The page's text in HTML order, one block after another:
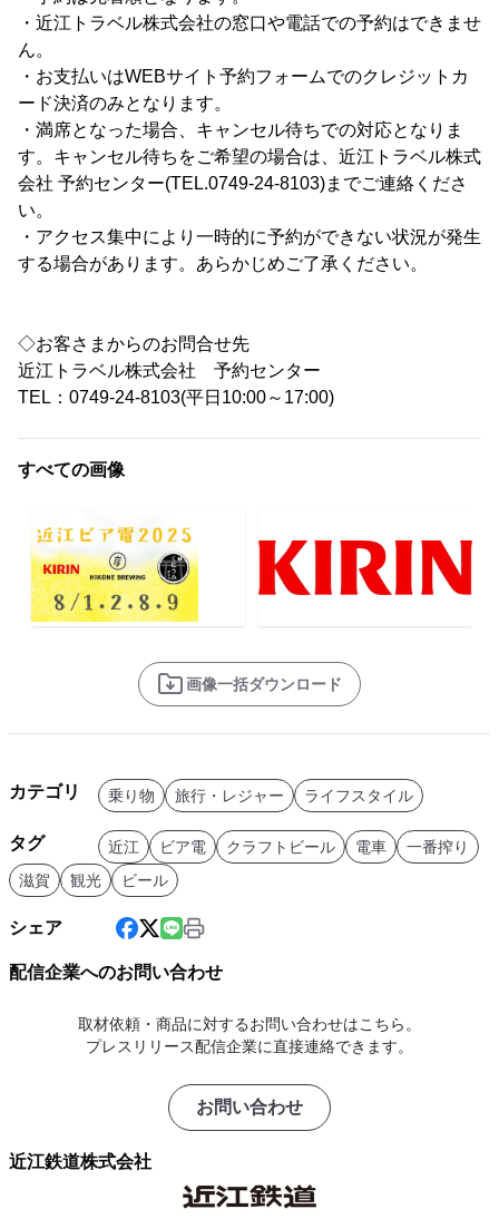
・近江トラベル株式会社の窓口や電話での予約はできませ
ん。
・お支払いはWEBサイト予約フォームでのクレジットカ
ード決済のみとなります。
・満席となった場合、キャンセル待ちでの対応となりま
す。キャンセル待ちをご希望の場合は、近江トラベル株式
会社 予約センター(TEL.0749-24-8103)までご連絡くださ
い。
・アクセス集中により一時的に予約ができない状況が発生
する場合があります。あらかじめご了承ください。
◇お客さまからのお問合せ先
近江トラベル株式会社 予約センター
TEL：0749-24-8103(平日10:00～17:00)
すべての画像
画像一括ダウンロード
カテゴリ 乗り物 旅行・レジャー ライフスタイル
タグ 近江 ビア電 クラフトビール 電車
一番搾り
滋賀
観光 ビール
シェア
配信企業へのお問い合わせ
取材依頼・商品に対するお問い合わせはこちら。
プレスリリース配信企業に直接連絡できます。
お問い合わせ
近江鉄道株式会社